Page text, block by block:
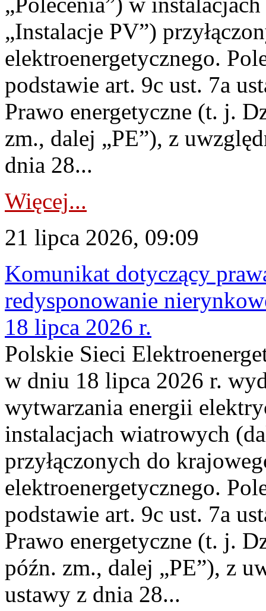
„Instalacje PV”)
elektroenergetycznego.
podstawie art. 9c ust. 7a
Prawo energetyczne (t. j.
zm., dalej „PE”), z
dnia 28...
Więcej...
21 lipca 2026, 09:09
Komunikat dotyczący
redysponowanie
18 lipca 2026 r.
Polskie Sieci
w dniu 18 lipca 2026 r.
wytwarzania energii
instalacjach wiatrowych
przyłączonych do
elektroenergetycznego.
podstawie art. 9c ust. 7a
Prawo energetyczne (t. j.
późn. zm., dalej „PE”), z
ustawy z dnia 28...